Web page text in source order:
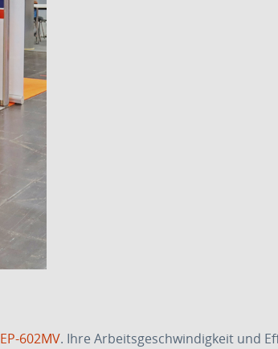
EP-602MV. Ihre Arbeitsgeschwindigkeit und